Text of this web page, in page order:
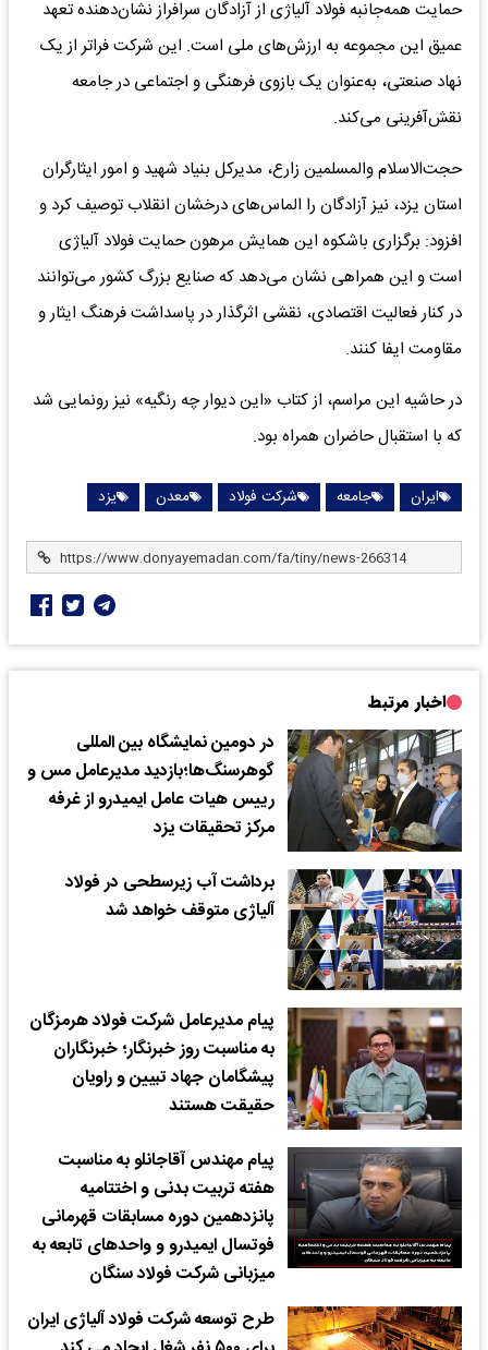
حمایت همه‌جانبه فولاد آلیاژی از آزادگان سرافراز نشان‌دهنده تعهد
عمیق این مجموعه به ارزش‌های ملی است. این شرکت فراتر از یک
نهاد صنعتی، به‌عنوان یک بازوی فرهنگی و اجتماعی در جامعه
نقش‌آفرینی می‌کند.
حجت‌الاسلام والمسلمین زارع، مدیرکل بنیاد شهید و امور ایثارگران
استان یزد، نیز آزادگان را الماس‌های درخشان انقلاب توصیف کرد و
افزود: برگزاری باشکوه این همایش مرهون حمایت فولاد آلیاژی
است و این همراهی نشان می‌دهد که صنایع بزرگ کشور می‌توانند
در کنار فعالیت اقتصادی، نقشی اثرگذار در پاسداشت فرهنگ ایثار و
مقاومت ایفا کنند.
در حاشیه این مراسم، از کتاب «این دیوار چه رنگیه» نیز رونمایی شد
که با استقبال حاضران همراه بود.
ایران جامعه شرکت فولاد معدن یزد
اخبار مرتبط
در دومین نمایشگاه بین المللی
گوهرسنگ‌ها؛بازدید مدیرعامل مس و
رییس هیات عامل ایمیدرو از غرفه
مرکز تحقیقات یزد
برداشت آب زیرسطحی در فولاد
آلیاژی متوقف خواهد شد
پیام مدیرعامل شرکت فولاد هرمزگان
به مناسبت روز خبرنگار؛ خبرنگاران
پیشگامان جهاد تبیین و راویان
حقیقت هستند
پیام مهندس آقاجانلو به مناسبت
هفته تربیت بدنی و اختتامیه
پانزدهمین دوره مسابقات قهرمانی
فوتسال ایمیدرو و واحدهای تابعه به
میزبانی شرکت فولاد سنگان
طرح توسعه شرکت فولاد آلیاژی ایران